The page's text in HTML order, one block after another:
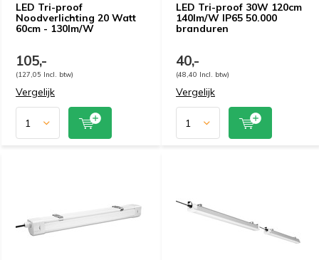
LED Tri-proof
Noodverlichting 20 Watt
60cm - 130lm/W
105,-
(127,05 Incl. btw)
Vergelijk
LED Tri-proof 30W 120cm
140lm/W IP65 50.000
branduren
40,-
(48,40 Incl. btw)
Vergelijk